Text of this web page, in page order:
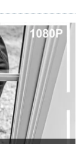
и
семейства
первый рейс